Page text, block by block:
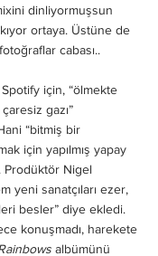
dinliyormuşsun
ortaya. Üstüne de
cabası..
için, “ölmekte
gazı”
“bitmiş bir
için yapılmış yapay
Prodüktör Nigel
yeni sanatçıları ezer,
besler” diye ekledi.
konuşmadı, harekete
albümünü